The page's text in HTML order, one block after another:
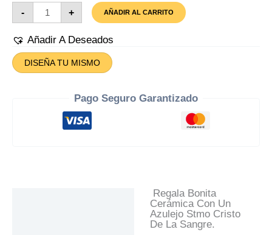
-
Azulejo
Stmo
De
Sangre
Cantidad
+ AÑADIR AL CARRITO
Añadir A Deseados
DISEÑA TU MISMO
Pago Seguro Garantizado
Regala Bonita
Cerámica Con Un
Azulejo Stmo Cristo
De La Sangre.